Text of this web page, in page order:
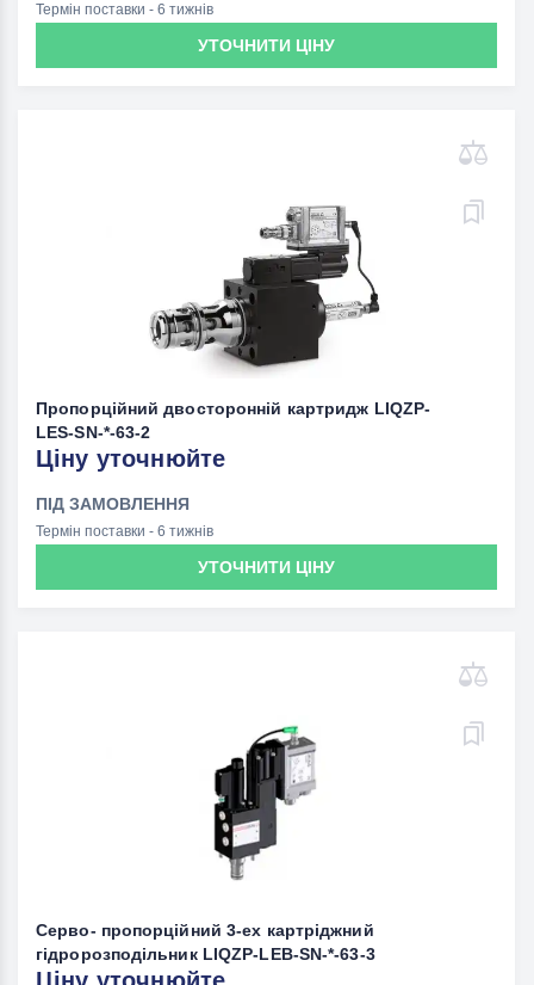
Термін поставки - 6 тижнів
УТОЧНИТИ ЦІНУ
Пропорційний двосторонній картридж LIQZP-
LES-SN-*-63-2
Ціну уточнюйте
ПІД ЗАМОВЛЕННЯ
Термін поставки - 6 тижнів
УТОЧНИТИ ЦІНУ
Серво- пропорційний 3-ех картріджний
гідророзподільник LIQZP-LEB-SN-*-63-3